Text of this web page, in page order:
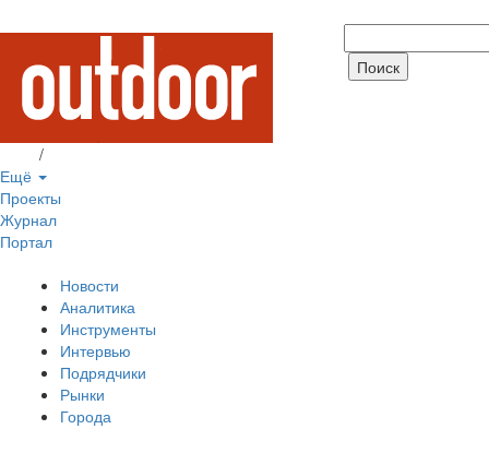
/
Ещё
Проекты
Журнал
Портал
Новости
Аналитика
Инструменты
Интервью
Подрядчики
Рынки
Города